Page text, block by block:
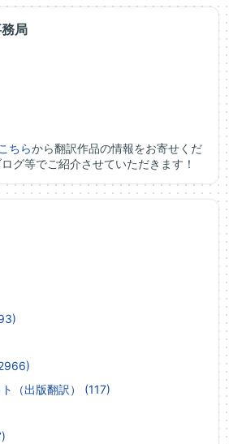
局
こちらから翻訳作品の情報をお寄せくだ
グ等でご紹介させていただきます！
（出版翻訳） (117)